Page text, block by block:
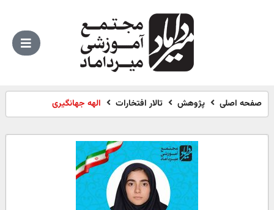
صفحه اصلی پژوهش تالار افتخارات الهه جهانگیری